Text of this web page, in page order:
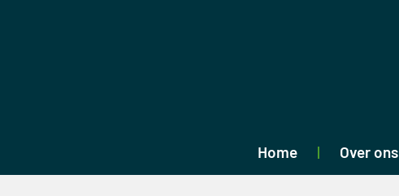
Home Over ons